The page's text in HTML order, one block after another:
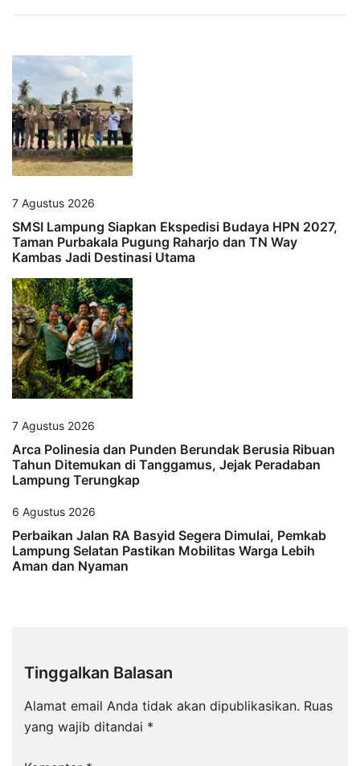
7 Agustus 2026
SMSI Lampung Siapkan Ekspedisi Budaya HPN 2027,
Taman Purbakala Pugung Raharjo dan TN Way
Kambas Jadi Destinasi Utama
7 Agustus 2026
Arca Polinesia dan Punden Berundak Berusia Ribuan
Tahun Ditemukan di Tanggamus, Jejak Peradaban
Lampung Terungkap
6 Agustus 2026
Perbaikan Jalan RA Basyid Segera Dimulai, Pemkab
Lampung Selatan Pastikan Mobilitas Warga Lebih
Aman dan Nyaman
Tinggalkan Balasan
Alamat email Anda tidak akan dipublikasikan. Ruas
yang wajib ditandai *